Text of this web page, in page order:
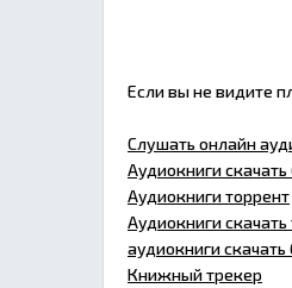
Если вы не видите
Слушать онлайн
Аудиокниги
Аудиокниги торрент
Аудиокниги скачать
аудиокниги
Книжный трекер